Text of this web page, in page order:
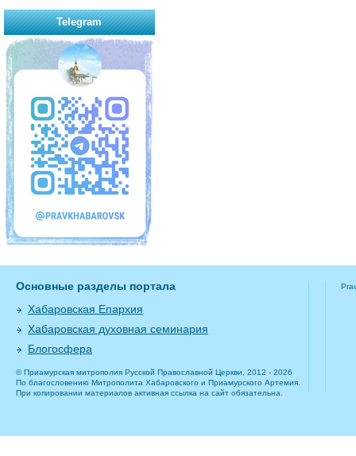
Telegram
Основные разделы портала
Хабаровская Епархия
Хабаровская духовная семинария
Блогосфера
© Приамурская митрополия Русской Православной Церкви, 2012 - 2026
По благословению Митрополита Хабаровского и Приамурского Артемия.
При копировании материалов активная ссылка на сайт обязательна.